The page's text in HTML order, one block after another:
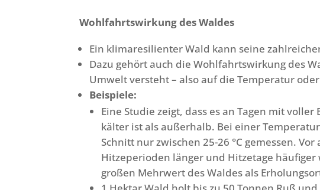
Wohlfahrtswirkung des Waldes
Ein klimaresilienter Wald kann seine
Dazu gehört auch die Wohlfahrtswirkung des
Umwelt versteht – also auf die Temperatur
Beispiele:
Eine Studie zeigt, dass es an Tagen mit
kälter ist als außerhalb. Bei einer
Schnitt nur zwischen 25-26 °C gemessen.
Hitzeperioden länger und Hitzetage
großen Mehrwert des Waldes als